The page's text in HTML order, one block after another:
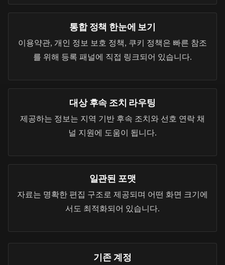
통합 정책 한눈에 보기
이용약관, 개인 정보 보호 정책, 쿠키 정책은 빠른 참조
를 위해 등록 패널에 직접 링크되어 있습니다.
대상 후속 조치 라우팅
제공하는 정보는 지역 기반 후속 조치와 선호 연락 채
널 지원에 도움이 됩니다.
일관된 포맷
자료는 명확한 편집 구조로 제공되며 어떤 화면 크기에
서도 최적화되어 있습니다.
기존 계정